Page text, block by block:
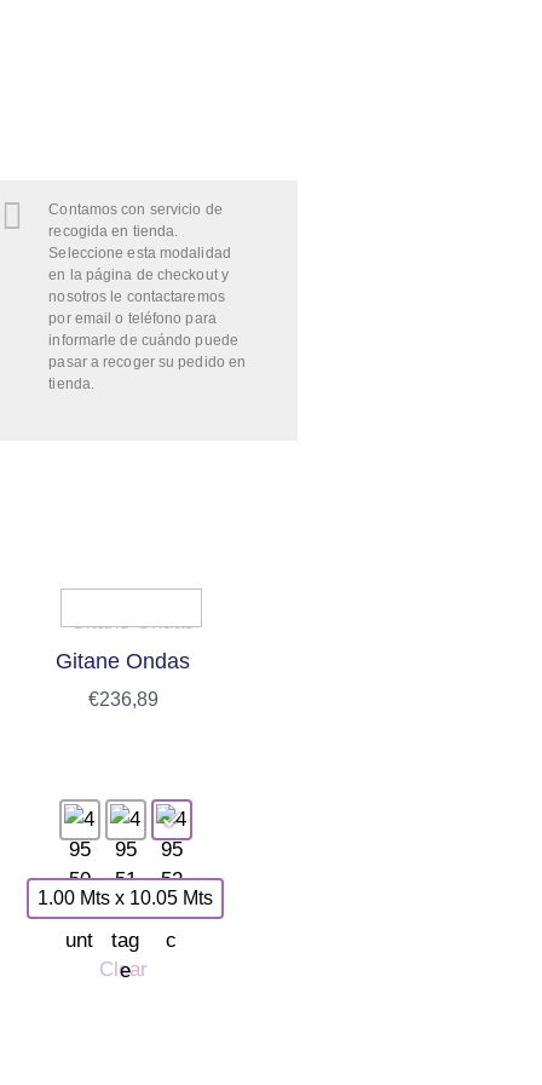
Contamos con servicio de
recogida en tienda.
Seleccione esta modalidad
en la página de checkout y
nosotros le contactaremos
por email o teléfono para
informarle de cuándo puede
pasar a recoger su pedido en
tienda.
Gitane Ondas
€236,89
1.00 Mts x 10.05 Mts
Clear